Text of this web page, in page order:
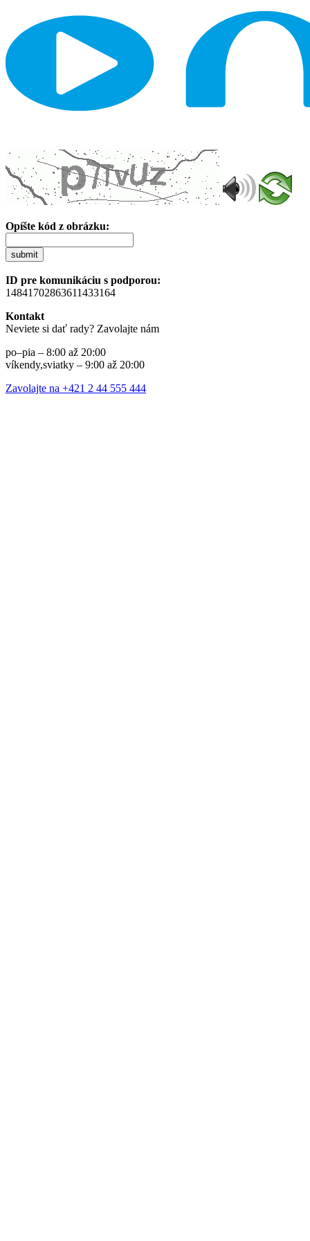
Opíšte kód z obrázku:
submit
ID pre komunikáciu s podporou:
14841702863611433164
Kontakt
Neviete si dať rady? Zavolajte nám
po–pia – 8:00 až 20:00
víkendy,sviatky – 9:00 až 20:00
Zavolajte na +421 2 44 555 444